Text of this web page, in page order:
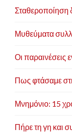
Σταθεροποίηση
Μυθεύματα
Οι παραινέσεις
Πως φτάσαμε
Μνημόνιο: 15
Πήρε τη γη και